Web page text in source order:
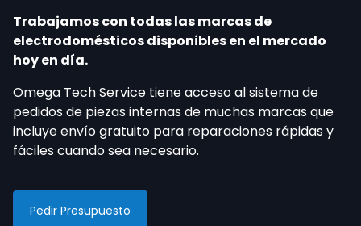
Trabajamos con todas las marcas de
electrodomésticos disponibles en el mercado
hoy en día.
Omega Tech Service tiene acceso al sistema de
pedidos de piezas internas de muchas marcas que
incluye envío gratuito para reparaciones rápidas y
fáciles cuando sea necesario.
Pedir Presupuesto